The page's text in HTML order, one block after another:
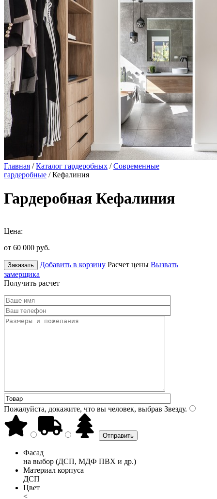
Главная /Каталог гардеробных /Современные
гардеробные / Кефалиния
Гардеробная Кефалиния
Цена:
от 60 000 руб.
Заказать Добавить в корзину Расчет цены Вызвать
замерщика
Получить расчет
Пожалуйста, докажите, что вы человек, выбрав Звезду.
Фасад
на выбор (ДСП, МДФ ПВХ и др.)
Материал корпуса
ДСП
Цвет
<